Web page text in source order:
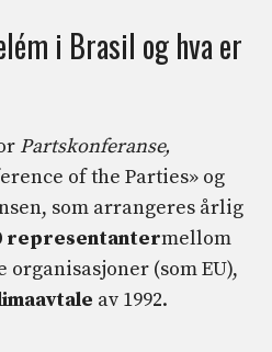
i Brasil og hva er
Partskonferanse,
of the Parties» og
som arrangeres årlig
representantermellom
(som EU),
av 1992.